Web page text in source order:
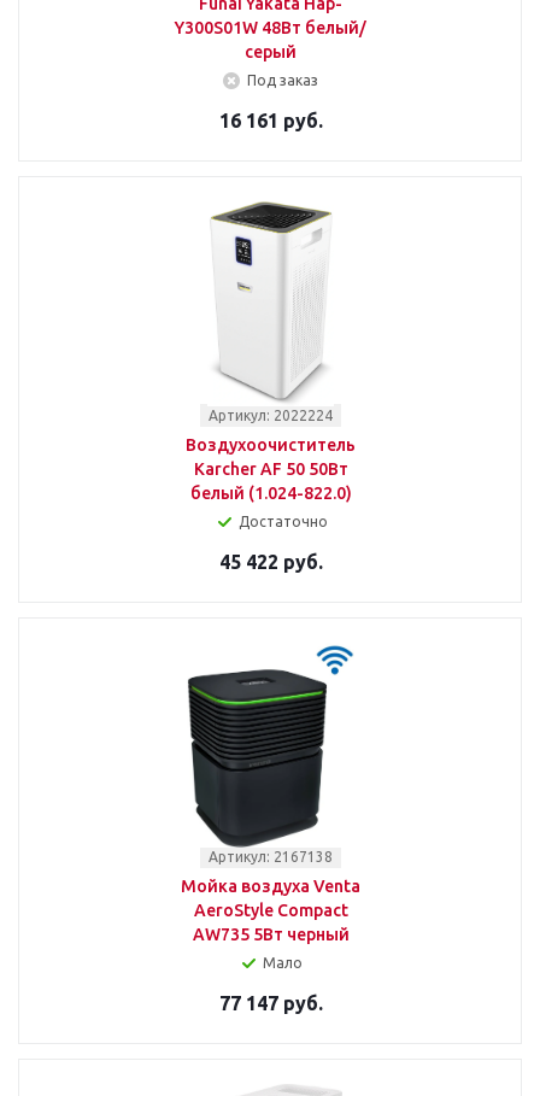
Y300S01W 48Вт белый/
серый
Под заказ
16 161 руб.
Артикул: 2022224
Воздухоочиститель
Karcher AF 50 50Вт
белый (1.024-822.0)
Достаточно
45 422 руб.
Артикул: 2167138
Мойка воздуха Venta
AeroStyle Compact
AW735 5Вт черный
Мало
77 147 руб.